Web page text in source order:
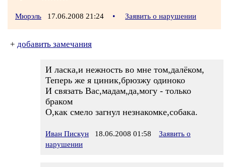
Мюрэль 17.06.2008 21:24 • Заявить о нарушении
+ добавить замечания
И ласка,и нежность во мне том,далёком,
Теперь же я циник,брюзжу одиноко
И связать Вас,мадам,да,могу - только
браком
О,как смело загнул незнакомке,собака.
Иван Пискун 18.06.2008 01:58
Заявить о
нарушении